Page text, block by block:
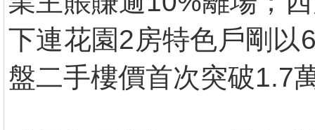
下連花園2房特色戶剛以
盤二手樓價首次突破1.7